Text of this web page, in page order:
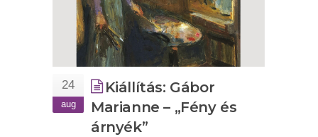
24
aug
Kiállítás: Gábor
Marianne – „Fény és
árnyék”